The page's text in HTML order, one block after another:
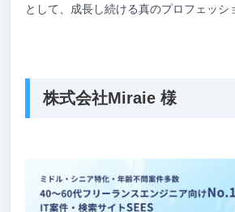
として、成長し続ける真のプロフェッシ
株式会社Miraie 様